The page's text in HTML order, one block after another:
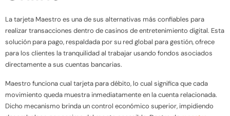
La tarjeta Maestro es una de sus alternativas más confiables para
realizar transacciones dentro de casinos de entretenimiento digital. Esta
solución para pago, respaldada por su red global para gestión, ofrece
para los clientes la tranquilidad al trabajar usando fondos asociados
directamente a sus cuentas bancarias.
Maestro funciona cual tarjeta para débito, lo cual significa que cada
movimiento queda muestra inmediatamente en la cuenta relacionada.
Dicho mecanismo brinda un control económico superior, impidiendo